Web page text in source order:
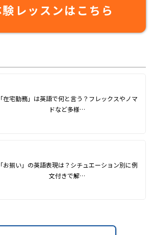
レッスンはこちら
「在宅勤務」は英語で何と言う？フレックスやノマ
ドなど多様…
「お揃い」の英語表現は？シチュエーション別に例
文付きで解…